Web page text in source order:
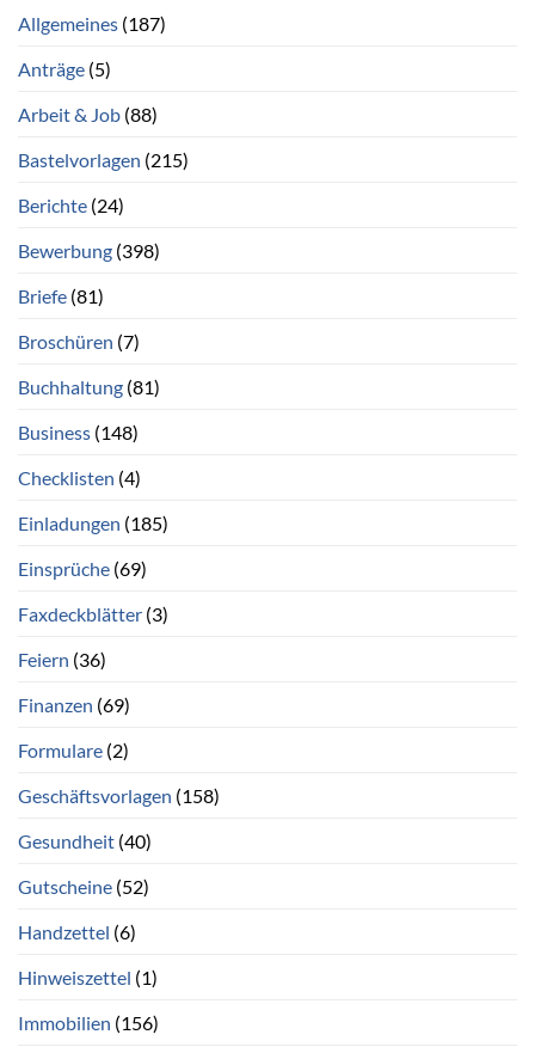
Allgemeines (187)
Anträge (5)
Arbeit & Job (88)
Bastelvorlagen (215)
Berichte (24)
Bewerbung (398)
Briefe (81)
Broschüren (7)
Buchhaltung (81)
Business (148)
Checklisten (4)
Einladungen (185)
Einsprüche (69)
Faxdeckblätter (3)
Feiern (36)
Finanzen (69)
Formulare (2)
Geschäftsvorlagen (158)
Gesundheit (40)
Gutscheine (52)
Handzettel (6)
Hinweiszettel (1)
Immobilien (156)